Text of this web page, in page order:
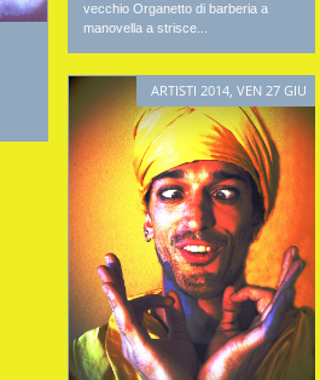
vecchio Organetto di barberia a
manovella a strisce...
ARTISTI 2014 ,VEN 27 GIU